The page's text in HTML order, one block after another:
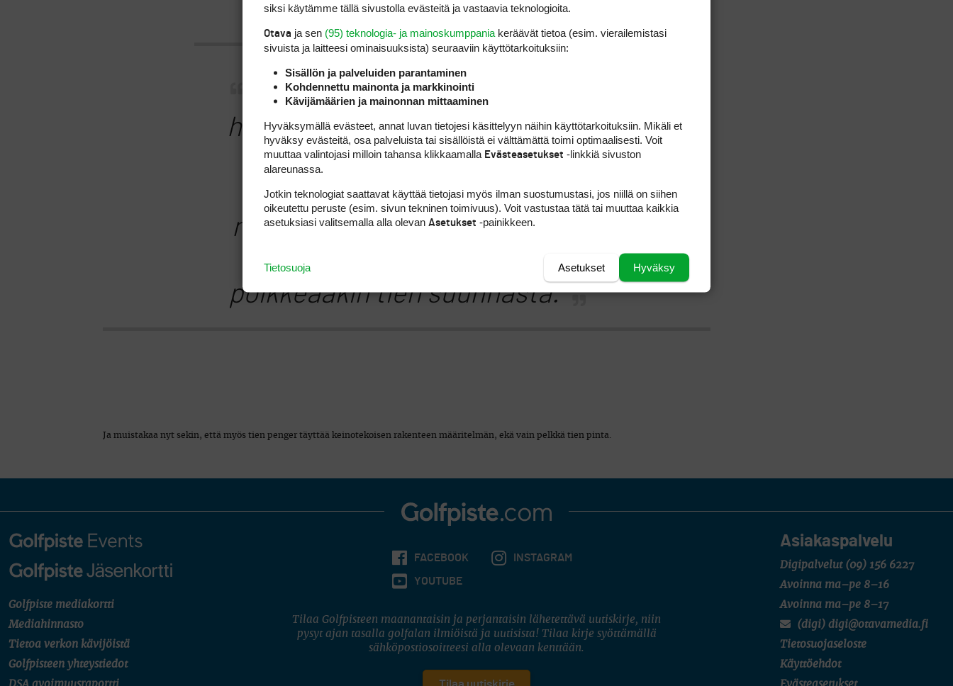
Tutkittuani asiaa tarkemmin
huomasin, että tässä on jonkin
verran väljyyttä, joskus aika
laillakin. NPoR voi siis olla
muutaman sentin päässä tien
vierestä, vaikka pelisuunta
poikkeaakin tien suunnasta.
Ja muistakaa nyt sekin, että myös tien penger täyttää keinotekoisen rakenteen määritelmän, ekä vain pelkkä tien pinta.
Golfpiste mediakortti
Mediahinnasto
Tietoa verkon kävijöistä
Golfpisteen yhteystiedot
DSA avoimuusraportti
Asiakaspalvelu
Digipalvelut (09) 156 6227
Avoinna ma–pe 8–16
Avoinna ma–pe 8–17
(digi) digi@otavamedia.fi
Tietosuojaseloste
Käyttöehdot
FACEBOOK INSTAGRAM
YOUTUBE
Tilaa Golfpisteen maanantaisin ja perjantaisin lähetettävä uutiskirje, niin
pysyt ajan tasalla golfalan ilmiöistä ja uutisista! Tilaa kirje syöttämällä
sähköpostiosoitteesi alla olevaan kenttään.
siksi käytämme tällä sivustolla evästeitä ja vastaavia teknologioita.
Otava ja sen (95) teknologia- ja mainoskumppania keräävät tietoa (esim. vierailemis­tasi
sivuista ja laitteesi ominaisuuk­sista) seuraaviin käyttötarkoituksiin:
Sisällön ja palveluiden parantaminen
Kohdennettu mainonta ja markkinointi
Kävijämäärien ja mainonnan mittaaminen
Hyväksymällä evästeet, annat luvan tietojesi käsittelyyn näihin käyttötarkoituksiin. Mikäli et
hyväksy evästeitä, osa palveluista tai sisällöistä ei välttämättä toimi optimaalisesti. Voit
muuttaa valintojasi milloin tahansa klikkaamalla Evästeasetukset -linkkiä sivuston
alareunassa.
Jotkin teknologiat saattavat käyttää tietojasi myös ilman suostumustasi, jos niillä on siihen
oikeutettu peruste (esim. sivun tekninen toimivuus). Voit vastustaa tätä tai muuttaa kaikkia
asetuksiasi valitsemalla alla olevan Asetukset -painikkeen.
Hyväksy
Asetukset
Tietosuoja